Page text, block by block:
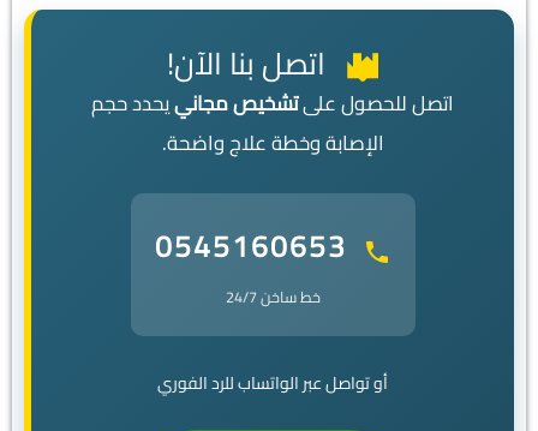
اتصل بنا الآن!
اتصل للحصول علىتشخيص مجانييحدد حجم
الإصابة وخطة علاج واضحة.
0545160653
خط ساخن 24/7
أو تواصل عبر الواتساب للرد الفوري